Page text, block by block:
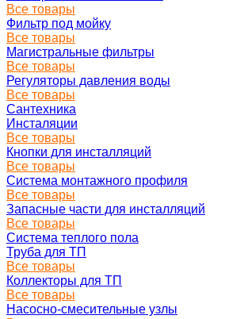
Все товары
Фильтр под мойку
Все товары
Магистральные фильтры
Все товары
Регуляторы давления воды
Все товары
Сантехника
Инсталяции
Все товары
Кнопки для инсталляций
Все товары
Система монтажного профиля
Все товары
Запасные части для инсталляций
Все товары
Система теплого пола
Труба для ТП
Все товары
Коллекторы для ТП
Все товары
Насосно-смесительные узлы